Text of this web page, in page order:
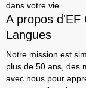
dans votre vie.
A propos d'EF
Langues
Notre mission est
plus de 50 ans, des
avec nous pour